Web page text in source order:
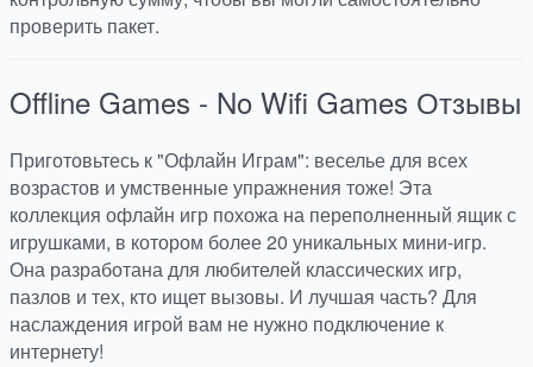
проверить пакет.
Offline Games - No Wifi Games Отзывы
Приготовьтесь к "Офлайн Играм": веселье для всех
возрастов и умственные упражнения тоже! Эта
коллекция офлайн игр похожа на переполненный ящик с
игрушками, в котором более 20 уникальных мини-игр.
Она разработана для любителей классических игр,
пазлов и тех, кто ищет вызовы. И лучшая часть? Для
наслаждения игрой вам не нужно подключение к
интернету!